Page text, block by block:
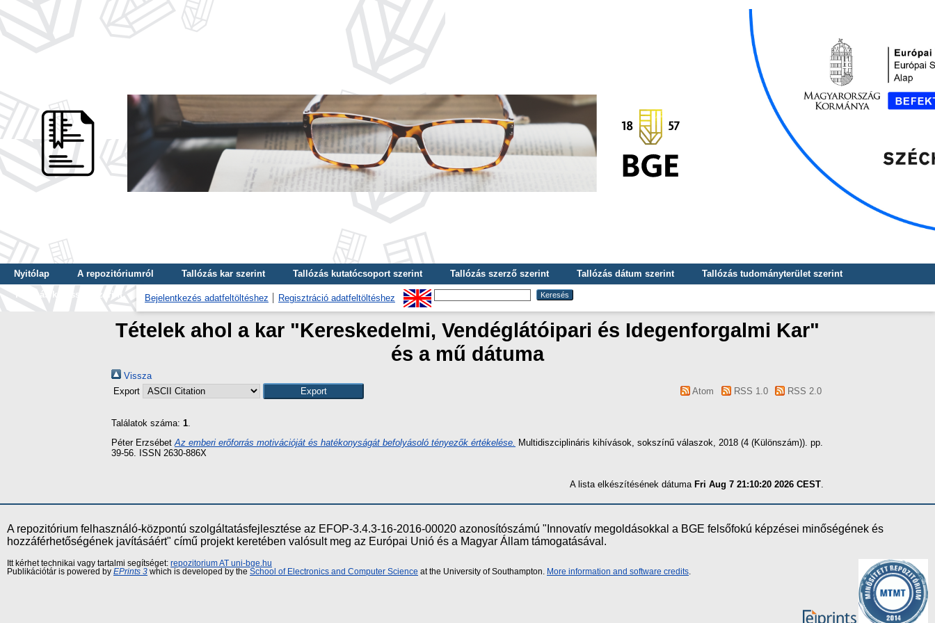
Nyitólap A repozitóriumról Tallózás kar szerint Tallózás kutatócsoport szerint Tallózás szerző szerint Tallózás dátum szerint
Tallózás tudományterület szerint
Tallózás kulcsszó szerint
Bejelentkezés adatfeltöltéshez Regisztráció adatfeltöltéshez
Tételek ahol a kar "Kereskedelmi, Vendéglátóipari és Idegenforgalmi Kar"
és a mű dátuma
Vissza
Export
Atom RSS 1.0 RSS 2.0
Találatok száma: 1.
Péter Erzsébet Az emberi erőforrás motivációját és hatékonyságát befolyásoló tényezők értékelése.
Multidiszciplináris kihívások, sokszínű válaszok, 2018 (4 (Különszám)). pp.
39-56. ISSN 2630-886X
A lista elkészítésének dátuma Fri Aug 7 21:10:20 2026 CEST
A repozitórium felhasználó-központú szolgáltatásfejlesztése az EFOP-3.4.3-16-2016-00020 azonosítószámú "Innovatív megoldásokkal a BGE felsőfokú képzései minőségének és
hozzáférhetőségének javításáért" című projekt keretében valósult meg az Európai Unió és a Magyar Állam támogatásával.
Itt kérhet technikai vagy tartalmi segítséget: repozitorium AT uni-bge.hu
Publikációtár is powered by EPrints 3 which is developed by the School of Electronics and Computer Science at the University of Southampton. More information and software credits